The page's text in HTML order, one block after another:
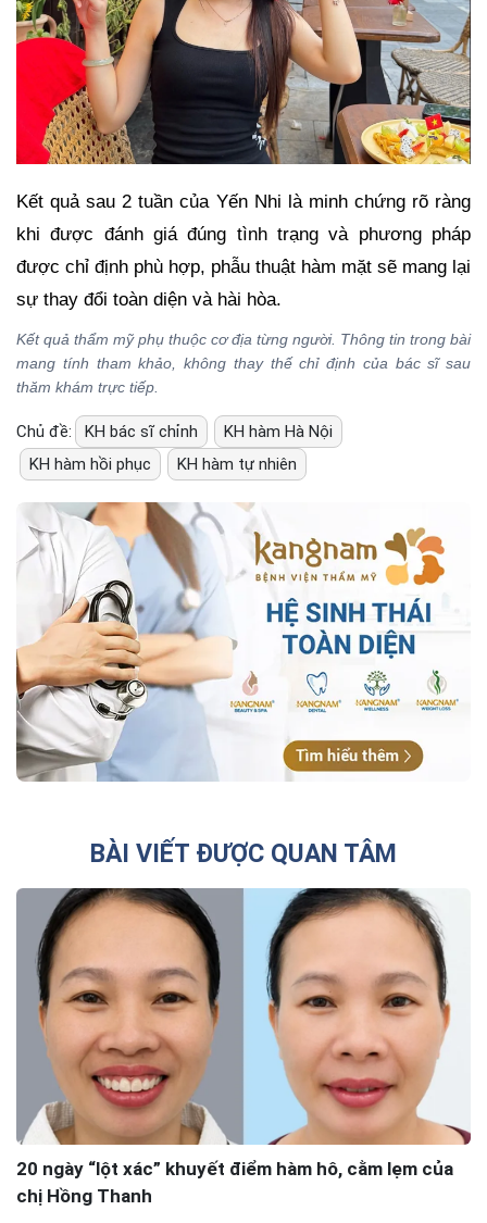
Kết quả sau 2 tuần của Yến Nhi là minh chứng rõ ràng
khi được đánh giá đúng tình trạng và phương pháp
được chỉ định phù hợp, phẫu thuật hàm mặt sẽ mang lại
sự thay đổi toàn diện và hài hòa.
Kết quả thẩm mỹ phụ thuộc cơ địa từng người. Thông tin trong bài
mang tính tham khảo, không thay thế chỉ định của bác sĩ sau
thăm khám trực tiếp.
Chủ đề: KH bác sĩ chỉnh
KH hàm Hà Nội
KH hàm hồi phục
KH hàm tự nhiên
BÀI VIẾT ĐƯỢC QUAN TÂM
20 ngày “lột xác” khuyết điểm hàm hô, cằm lẹm của
chị Hồng Thanh